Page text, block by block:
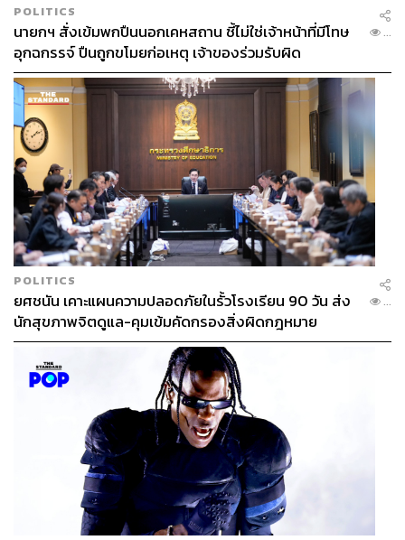
POLITICS
นายกฯ สั่งเข้มพกปืนนอกเคหสถาน ชี้ไม่ใช่เจ้าหน้าที่มีโทษ
อุกฉกรรจ์ ปืนถูกขโมยก่อเหตุ เจ้าของร่วมรับผิด
...
POLITICS
ยศชนัน เคาะแผนความปลอดภัยในรั้วโรงเรียน 90 วัน ส่ง
นักสุขภาพจิตดูแล-คุมเข้มคัดกรองสิ่งผิดกฎหมาย
...